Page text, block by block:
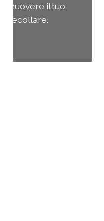
come questi
tua
servizi? Come